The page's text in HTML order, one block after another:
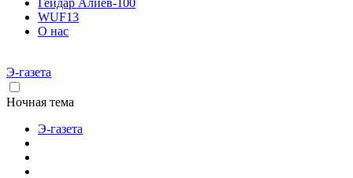
Гейдар Алиев-100
WUF13
О нас
Э-газета
Ночная тема
Э-газета